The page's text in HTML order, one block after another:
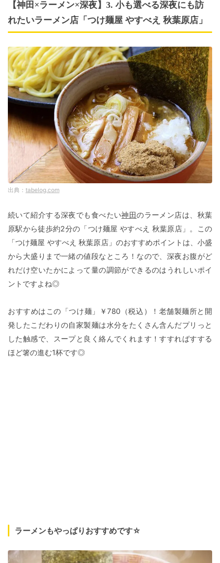
【神田×ラーメン×深夜】3. 小も選べる深夜にも訪
れたいラーメン店「つけ麺屋 やすべえ 秋葉原店」
tabelog.com
続いて紹介する深夜でも食べたい神田のラーメン店は、秋葉
原駅から徒歩約2分の「つけ麺屋 やすべえ 秋葉原店」。この
「つけ麺屋 やすべえ 秋葉原店」のおすすめポイントは、小盛
から大盛りまで一緒の値段なところ！なので、深夜お腹がど
れだけ空いたかによって量の調節ができるのはうれしいポイ
ントですよね◎
おすすめはこの「つけ麺」￥780（税込）！老舗製麺所と開
発したこだわりの自家製麺は水分をたくさん含んだプリっと
した触感で、スープと良く絡んでくれます！すすればすする
ほど箸の進む1杯です◎
ラーメンもやっぱりおすすめです☆